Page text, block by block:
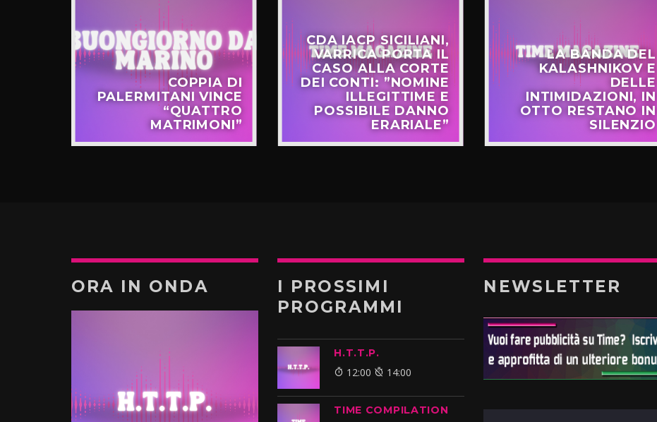
COPPIA DI
PALERMITANI VINCE
“QUATTRO
MATRIMONI”
CDA IACP SICILIANI,
VARRICA PORTA IL
CASO ALLA CORTE
DEI CONTI: ”NOMINE
ILLEGITTIME E
POSSIBILE DANNO
ERARIALE”
LA BANDA DEL
KALASHNIKOV E
DELLE
INTIMIDAZIONI, IN
OTTO RESTANO IN
SILENZIO
ORA IN ONDA
I PROSSIMI
PROGRAMMI
H.T.T.P.
12:00 14:00
TIME COMPILATION
NEWSLETTER